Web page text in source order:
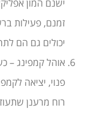
ישנם המון
זמנם, פעילות
יכולים גם הם
אוהל קמפינג –
פנוי, יציאה
רוח מרענן